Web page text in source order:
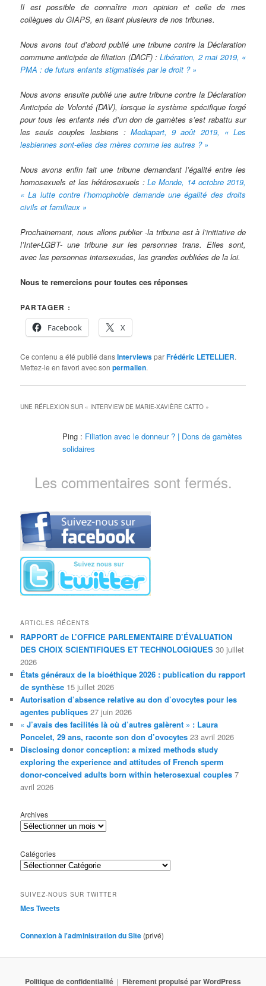
Il est possible de connaître mon opinion et celle de mes
collègues du GIAPS, en lisant plusieurs de nos tribunes.
Nous avons tout d’abord publié une tribune contre la Déclaration
commune anticipée de filiation (DACF) :Libération, 2 mai 2019, «
PMA : de futurs enfants stigmatisés par le droit ? »
Nous avons ensuite publié une autre tribune contre la Déclaration
Anticipée de Volonté (DAV), lorsque le système spécifique forgé
pour tous les enfants nés d’un don de gamètes s’est rabattu sur
les seuls couples lesbiens : Mediapart, 9 août 2019, « Les
lesbiennes sont-elles des mères comme les autres ? »
Nous avons enfin fait une tribune demandant l’égalité entre les
homosexuels et les hétérosexuels :Le Monde, 14 octobre 2019,
« La lutte contre l’homophobie demande une égalité des droits
civils et familiaux »
Prochainement, nous allons publier -la tribune est à l’initiative de
l’Inter-LGBT- une tribune sur les personnes trans. Elles sont,
avec les personnes intersexuées, les grandes oubliées de la loi.
Nous te remercions pour toutes ces réponses
PARTAGER :
Facebook
X
Ce contenu a été publié dansInterviewsparFrédéric LETELLIER.
Mettez-le en favori avec sonpermalien.
UNE RÉFLEXION SUR « INTERVIEW DE MARIE-XAVIÈRE CATTO »
Ping : Filiation avec le donneur ? | Dons de gamètes
solidaires
Les commentaires sont fermés.
ARTICLES RÉCENTS
RAPPORT de L’OFFICE PARLEMENTAIRE D’ÉVALUATION
DES CHOIX SCIENTIFIQUES ET TECHNOLOGIQUES 30 juillet
2026
États généraux de la bioéthique 2026 : publication du rapport
de synthèse 15 juillet 2026
Autorisation d’absence relative au don d’ovocytes pour les
agentes publiques 27 juin 2026
« J’avais des facilités là où d’autres galèrent » : Laura
Poncelet, 29 ans, raconte son don d’ovocytes 23 avril 2026
Disclosing donor conception: a mixed methods study
exploring the experience and attitudes of French sperm
donor-conceived adults born within heterosexual couples 7
avril 2026
Archives
Catégories
SUIVEZ-NOUS SUR TWITTER
Mes Tweets
Connexion à l'administration du Site (privé)
Politique de confidentialité Fièrement propulsé par WordPress